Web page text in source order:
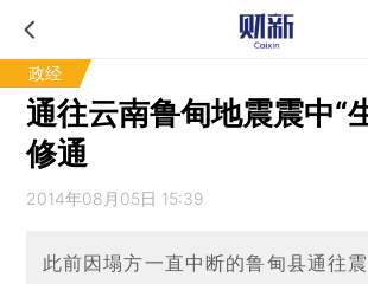
政经
通往云南鲁甸地震震中“
修通
2014年08月05日 15:39
此前因塌方一直中断的鲁甸县通往